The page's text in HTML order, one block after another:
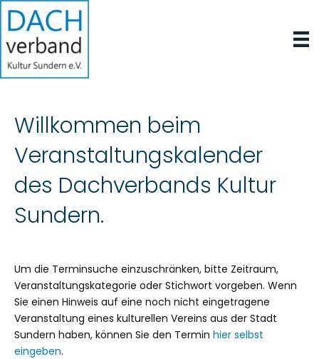
Willkommen beim
Veranstaltungskalender
des Dachverbands Kultur
Sundern.
Um die Terminsuche einzuschränken, bitte Zeitraum,
Veranstaltungskategorie oder Stichwort vorgeben. Wenn
Sie einen Hinweis auf eine noch nicht eingetragene
Veranstaltung eines kulturellen Vereins aus der Stadt
Sundern haben, können Sie den Termin hier selbst
eingeben.